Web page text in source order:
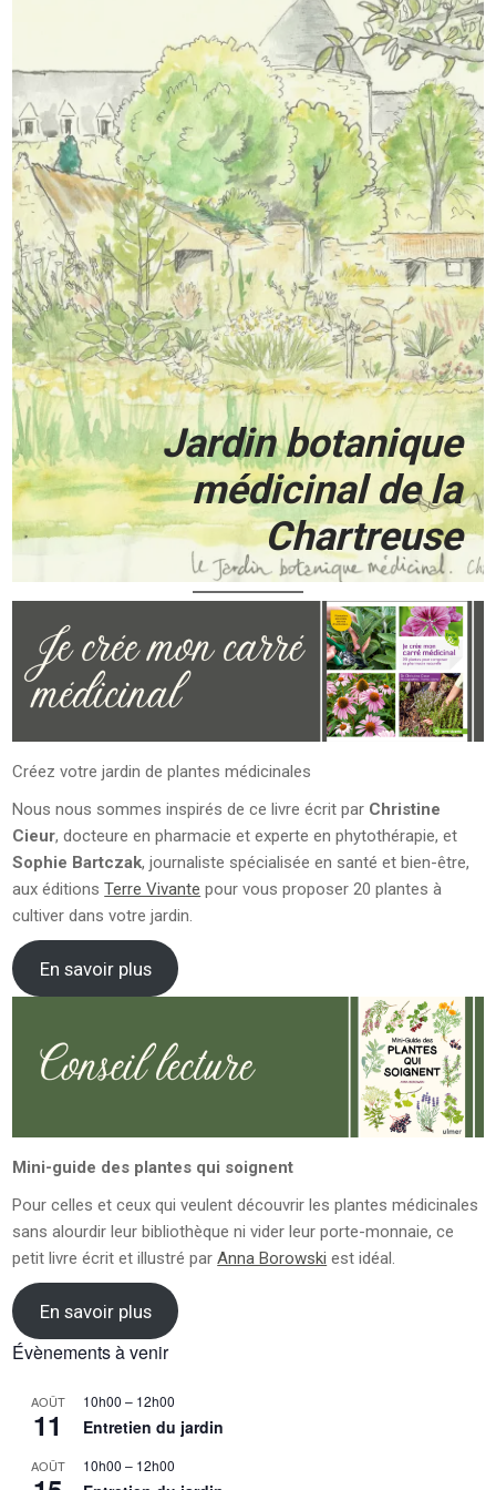
Jardin botanique
médicinal de la
Chartreuse
Créez votre jardin de plantes médicinales
Nous nous sommes inspirés de ce livre écrit par Christine
Cieur, docteure en pharmacie et experte en phytothérapie, et
Sophie Bartczak, journaliste spécialisée en santé et bien-être,
aux éditionsTerre Vivante pour vous proposer 20 plantes à
cultiver dans votre jardin.
En savoir plus
Mini-guide des plantes qui soignent
Pour celles et ceux qui veulent découvrir les plantes médicinales
sans alourdir leur bibliothèque ni vider leur porte-monnaie, ce
petit livre écrit et illustré parAnna Borowski est idéal.
En savoir plus
Évènements à venir
AOÛT
11
10h00 – 12h00
Entretien du jardin
AOÛT 10h00 – 12h00